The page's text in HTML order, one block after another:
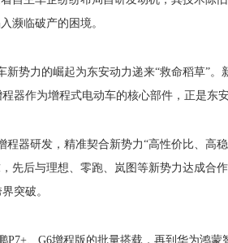
濒临破产的困境。
新势力的崛起为东安动力递来“救命稻草”
器作为增程式电动车的核心部件，正是东
程器研发，精准契合新势力“高性价比、高
先后与理想、零跑、岚图等新势力达成合
突破。
P7+、G6增程版的批量搭载，再到华为鸿